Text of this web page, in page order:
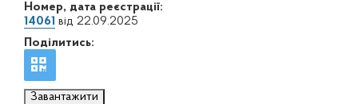
Номер, дата реєстрації:
14061 від 22.09.2025
Поділитись:
Завантажити